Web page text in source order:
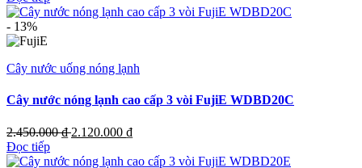
- 13%
Cây nước uống nóng lạnh
Cây nước nóng lạnh cao cấp 3 vòi FujiE WDBD20C
2.450.000₫Giá
là:
2.120.000 ₫Giá
tại
Đọc tiếp